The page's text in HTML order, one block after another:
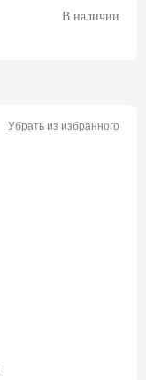
В наличии
Убрать из избранного